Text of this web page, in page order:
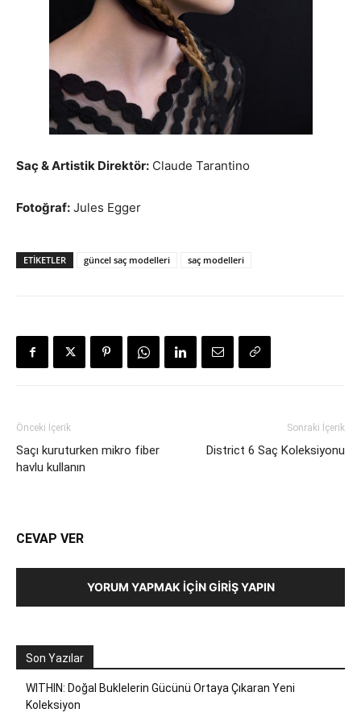
Saç & Artistik Direktör: Claude Tarantino
Fotoğraf: Jules Egger
ETIKETLER güncel saç modelleri saç modelleri
Önceki İçerik
Saçı kuruturken mikro fiber
havlu kullanın
Sonraki İçerik
District 6 Saç Koleksiyonu
CEVAP VER
YORUM YAPMAK İÇIN GIRIŞ YAPIN
Son Yazılar
WITHIN: Doğal Buklelerin Gücünü Ortaya Çıkaran Yeni
Koleksiyon